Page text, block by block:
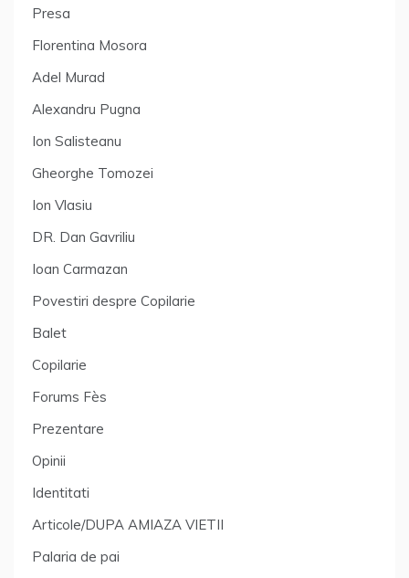
Presa
Florentina Mosora
Adel Murad
Alexandru Pugna
Ion Salisteanu
Gheorghe Tomozei
Ion Vlasiu
DR. Dan Gavriliu
Ioan Carmazan
Povestiri despre Copilarie
Balet
Copilarie
Forums Fès
Prezentare
Opinii
Identitati
Articole/DUPA AMIAZA VIETII
Palaria de pai